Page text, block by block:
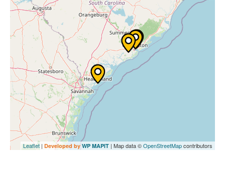
Leaflet | Developed by WP MAPIT | Map data ©OpenStreetMapcontributors